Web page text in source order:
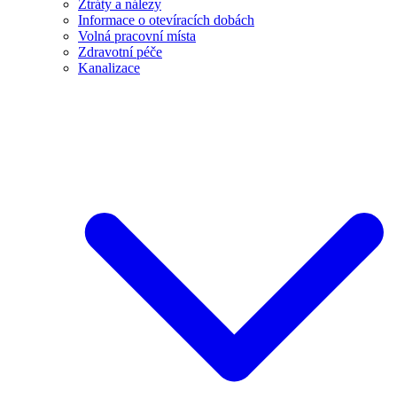
Ztráty a nálezy
Informace o otevíracích dobách
Volná pracovní místa
Zdravotní péče
Kanalizace